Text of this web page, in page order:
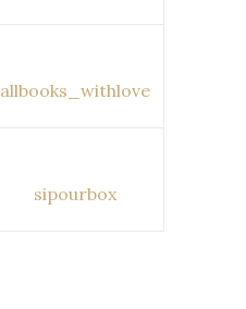
allbooks_withlove
sipourbox